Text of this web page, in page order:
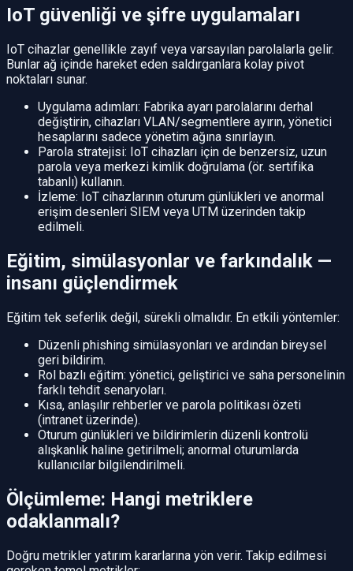
IoT güvenliği ve şifre uygulamaları
IoT cihazlar genellikle zayıf veya varsayılan parolalarla gelir.
Bunlar ağ içinde hareket eden saldırganlara kolay pivot
noktaları sunar.
Uygulama adımları: Fabrika ayarı parolalarını derhal
değiştirin, cihazları VLAN/segmentlere ayırın, yönetici
hesaplarını sadece yönetim ağına sınırlayın.
Parola stratejisi: IoT cihazları için de benzersiz, uzun
parola veya merkezi kimlik doğrulama (ör. sertifika
tabanlı) kullanın.
İzleme: IoT cihazlarının oturum günlükleri ve anormal
erişim desenleri SIEM veya UTM üzerinden takip
edilmeli.
Eğitim, simülasyonlar ve farkındalık —
insanı güçlendirmek
Eğitim tek seferlik değil, sürekli olmalıdır. En etkili yöntemler:
Düzenli phishing simülasyonları ve ardından bireysel
geri bildirim.
Rol bazlı eğitim: yönetici, geliştirici ve saha personelinin
farklı tehdit senaryoları.
Kısa, anlaşılır rehberler ve parola politikası özeti
(intranet üzerinde).
Oturum günlükleri ve bildirimlerin düzenli kontrolü
alışkanlık haline getirilmeli; anormal oturumlarda
kullanıcılar bilgilendirilmeli.
Ölçümleme: Hangi metriklere
odaklanmalı?
Doğru metrikler yatırım kararlarına yön verir. Takip edilmesi